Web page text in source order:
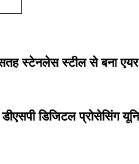
स्टेनलेस स्टील से बना
डिजिटल प्रोसेसिंग